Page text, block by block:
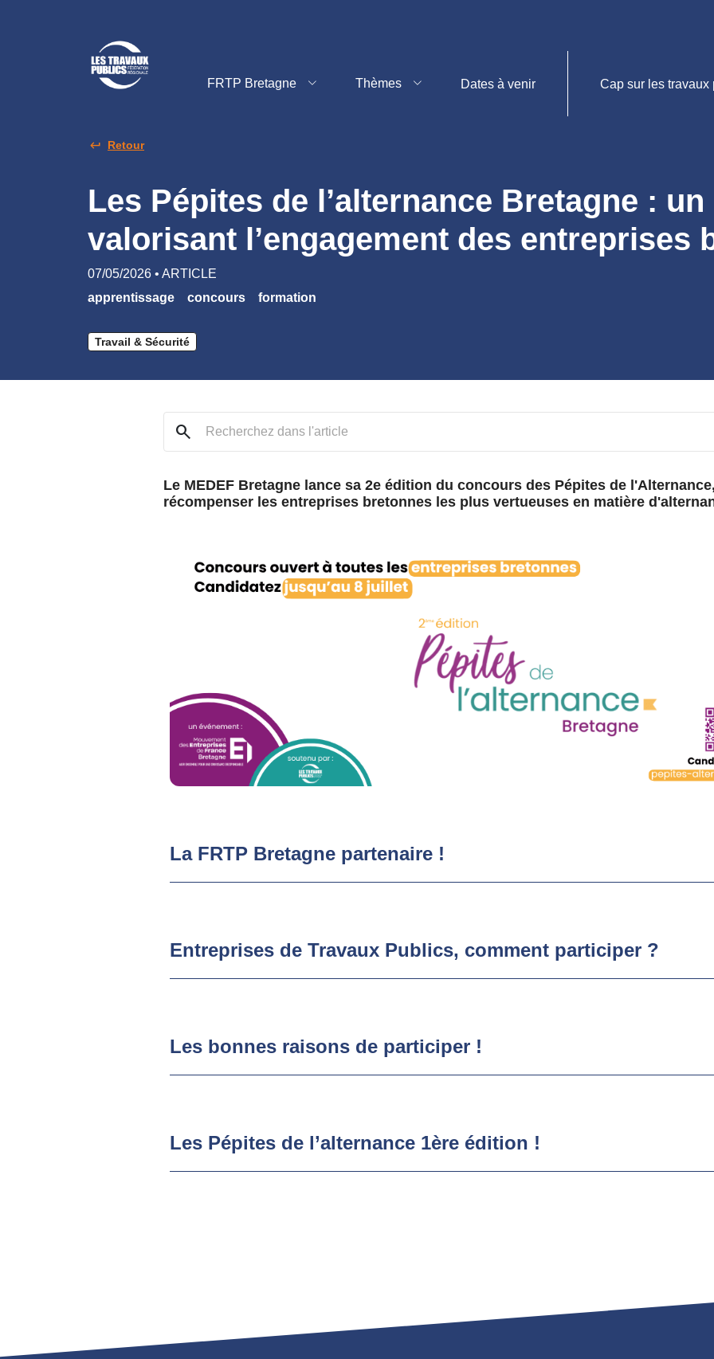
FRTP Bretagne Thèmes Dates à venir Cap sur les travaux
Retour
Les Pépites de l’alternance Bretagne :
valorisant l’engagement des entreprises
07/05/2026 • ARTICLE
apprentissage
concours formation
Travail & Sécurité
search
Le MEDEF Bretagne lance sa 2e édition du concours des Pépites de
récompenser les entreprises bretonnes les plus vertueuses en matière
La FRTP Bretagne partenaire !
Entreprises de Travaux Publics, comment participer ?
Les bonnes raisons de participer !
Les Pépites de l’alternance 1ère édition !